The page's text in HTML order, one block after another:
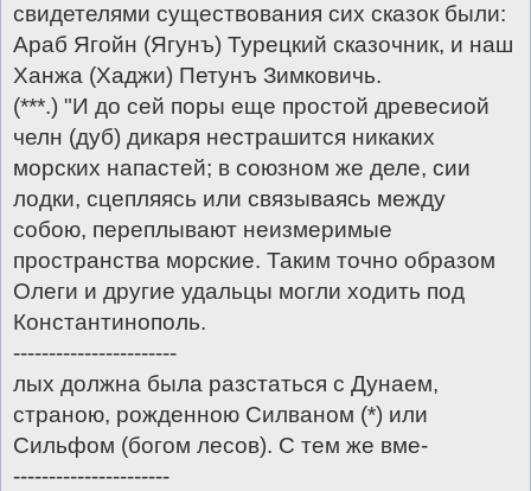
свидетелями существования сих сказок были:
Араб Ягойн (Ягунъ) Турецкий сказочник, и наш
Ханжа (Хаджи) Петунъ Зимковичь.
(***.) "И до сей поры еще простой древесиой
челн (дуб) дикаря нестрашится никаких
морских напастей; в союзном же деле, сии
лодки, сцепляясь или связываясь между
собою, переплывают неизмеримые
пространства морские. Таким точно образом
Олеги и другие удальцы могли ходить под
Константинополь.
-----------------------
лых должна была разстаться с Дунаем,
страною, рожденною Силваном (*) или
Сильфом (богом лесов). С тем же вме-
----------------------